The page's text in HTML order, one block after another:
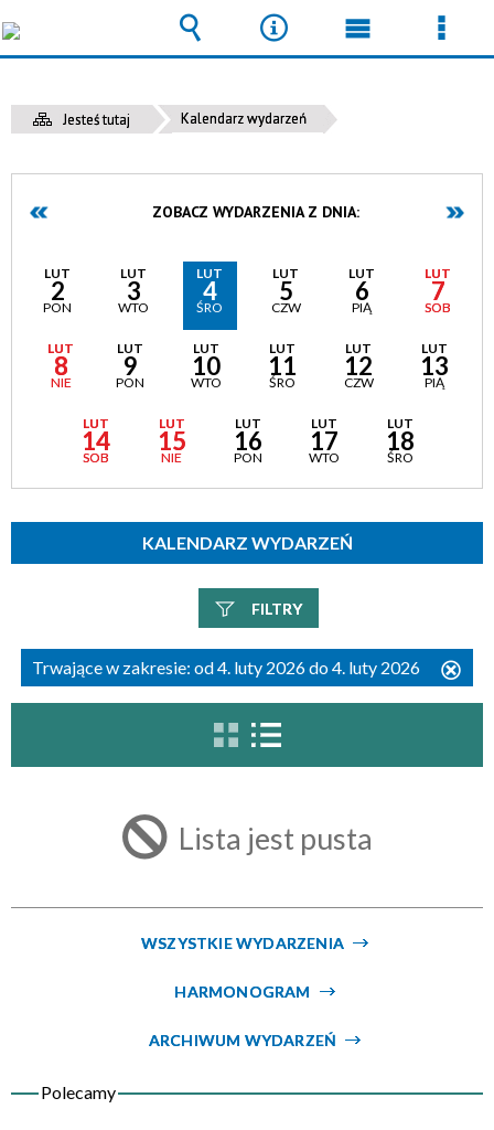
Jesteś tutaj Kalendarz wydarzeń
ZOBACZ WYDARZENIA Z DNIA:
LUT
2
PON
LUT
3
WTO
LUT
4
ŚRO
LUT
5
CZW
LUT
6
PIĄ
LUT
7
SOB
LUT
8
NIE
LUT
9
PON
LUT
10
WTO
LUT
11
ŚRO
LUT
12
CZW
LUT
13
PIĄ
LUT
14
SOB
LUT
15
NIE
LUT
16
PON
LUT
17
WTO
LUT
18
ŚRO
KALENDARZ WYDARZEŃ
FILTRY
Szukana fraza
Trwające w zakresie
Trwające w zakresie: od 4. luty 2026 do 4. luty 2026
ten
Lista jest pusta
WSZYSTKIE WYDARZENIA
HARMONOGRAM
ARCHIWUM WYDARZEŃ
Wyszukiwarka
Narzędzia
Menu